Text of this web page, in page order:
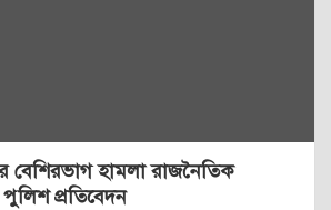
বেশিরভাগ হামলা রাজনৈতিক
প্রতিবেদন